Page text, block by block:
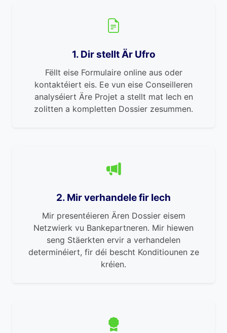
1. Dir stellt Är Ufro
Fëllt eise Formulaire online aus oder
kontaktéiert eis. Ee vun eise Conseilleren
analyséiert Äre Projet a stellt mat Iech en
zolitten a kompletten Dossier zesummen.
2. Mir verhandele fir Iech
Mir presentéieren Ären Dossier eisem
Netzwierk vu Bankepartneren. Mir hiewen
seng Stäerkten ervir a verhandelen
determinéiert, fir déi bescht Konditiounen ze
kréien.